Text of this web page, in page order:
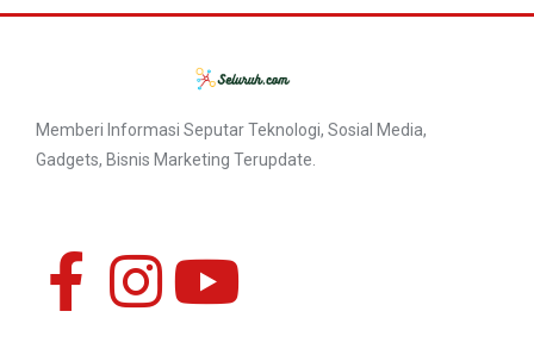
Memberi Informasi Seputar Teknologi, Sosial Media,
Gadgets, Bisnis Marketing Terupdate.